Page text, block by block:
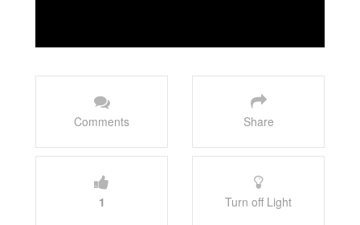
Comments Share
1 Turn off Light